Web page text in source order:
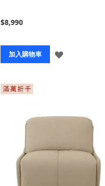
$8,990
加入購物車
登